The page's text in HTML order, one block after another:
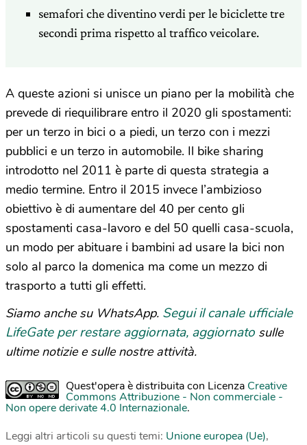
semafori che diventino verdi per le biciclette tre
secondi prima rispetto al traffico veicolare.
A queste azioni si unisce un piano per la mobilità che
prevede di riequilibrare entro il 2020 gli spostamenti:
per un terzo in bici o a piedi, un terzo con i mezzi
pubblici e un terzo in automobile. Il bike sharing
introdotto nel 2011 è parte di questa strategia a
medio termine. Entro il 2015 invece l’ambizioso
obiettivo è di aumentare del 40 per cento gli
spostamenti casa-lavoro e del 50 quelli casa-scuola,
un modo per abituare i bambini ad usare la bici non
solo al parco la domenica ma come un mezzo di
trasporto a tutti gli effetti.
Siamo anche su WhatsApp. Segui il canale ufficiale
LifeGate per restare aggiornata, aggiornato sulle
ultime notizie e sulle nostre attività.
Quest'opera è distribuita con Licenza Creative
Commons Attribuzione - Non commerciale -
Non opere derivate 4.0 Internazionale.
Leggi altri articoli su questi temi: Unione europea (Ue),